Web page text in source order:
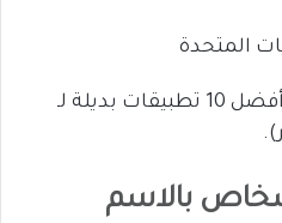
المتحدة
(أفضل 10 تطبيقات بديلة لـ